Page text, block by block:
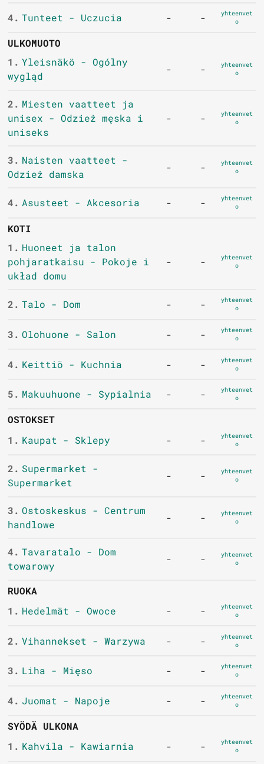
4. Tunteet - Uczucia - -
yhteenvet
o
ULKOMUOTO
1. Yleisnäkö - Ogólny
wygląd
- -
yhteenvet
o
2. Miesten vaatteet ja
unisex - Odzież męska i
uniseks
- -
yhteenvet
o
3. Naisten vaatteet -
Odzież damska
- -
yhteenvet
o
4. Asusteet - Akcesoria - -
yhteenvet
o
KOTI
1. Huoneet ja talon
pohjaratkaisu - Pokoje i
układ domu
- -
yhteenvet
o
2. Talo - Dom - -
yhteenvet
o
3. Olohuone - Salon - -
yhteenvet
o
4. Keittiö - Kuchnia - -
yhteenvet
o
5. Makuuhuone - Sypialnia - -
yhteenvet
o
OSTOKSET
1. Kaupat - Sklepy - -
yhteenvet
o
2. Supermarket -
Supermarket
- -
yhteenvet
o
3. Ostoskeskus - Centrum
handlowe
- -
yhteenvet
o
4. Tavaratalo - Dom
towarowy
- -
yhteenvet
o
RUOKA
1. Hedelmät - Owoce - -
yhteenvet
o
2. Vihannekset - Warzywa - -
yhteenvet
o
3. Liha - Mięso - -
yhteenvet
o
4. Juomat - Napoje - -
yhteenvet
o
SYÖDÄ ULKONA
1. Kahvila - Kawiarnia - -
yhteenvet
o